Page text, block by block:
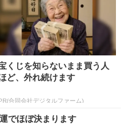
くじを知らないまま買う人
ど、外れ続けます
合同会社デジタルファーム)
でほぼ決まります